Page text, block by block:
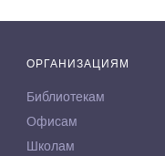
ОРГАНИЗАЦИЯМ
Библиотекам
Офисам
Школам